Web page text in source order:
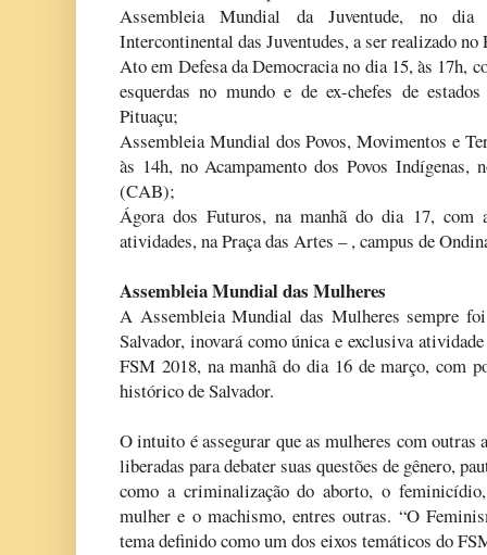
Assembleia Mundial da Juventude, no
Intercontinental das Juventudes, a ser realizado no
Ato em Defesa da Democracia no dia 15, às 17h,
esquerdas no mundo e de ex-chefes de
Pituaçu;
Assembleia Mundial dos Povos, Movimentos e
às 14h, no Acampamento dos Povos
(CAB);
Ágora dos Futuros, na manhã do dia 17, com
atividades, na Praça das Artes – , campus de
Assembleia Mundial das Mulheres
A Assembleia Mundial das Mulheres sempre
Salvador, inovará como única e exclusiva
FSM 2018, na manhã do dia 16 de março, com
histórico de Salvador.
O intuito é assegurar que as mulheres com outras
liberadas para debater suas questões de gênero,
como a criminalização do aborto, o
mulher e o machismo, entres outras. “O
tema definido como um dos eixos temáticos do